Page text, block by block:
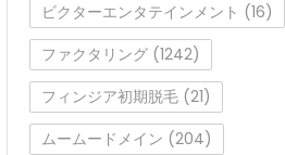
ビクターエンタテインメント (16)
ファクタリング (1242)
フィンジア初期脱毛 (21)
ムームードメイン (204)